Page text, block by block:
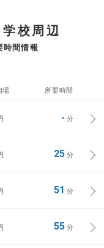
校周辺
時間情報
場 所要時間
- 分
25分
51 分
55分